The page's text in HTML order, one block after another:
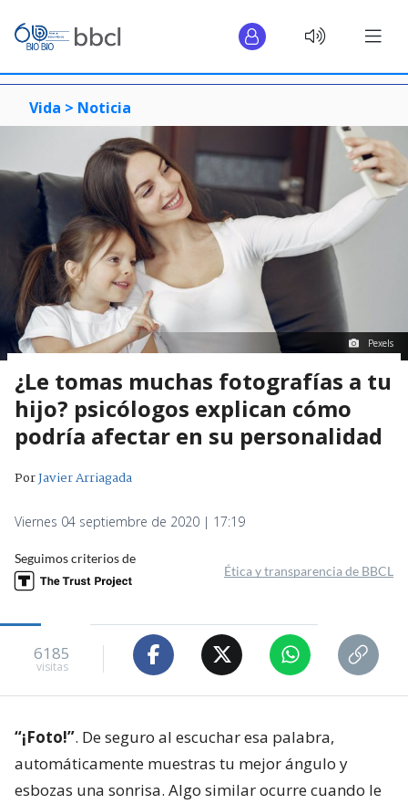
Vida > Noticia
Pexels
¿Le tomas muchas fotografías a tu
hijo? psicólogos explican cómo
podría afectar en su personalidad
PorJavier Arriagada
Viernes 04 septiembre de 2020 | 17:19
Seguimos criterios de
Ética y transparencia de BBCL
6185
visitas
“¡Foto!”. De seguro al escuchar esa palabra,
automáticamente muestras tu mejor ángulo y
esbozas una sonrisa. Algo similar ocurre cuando le